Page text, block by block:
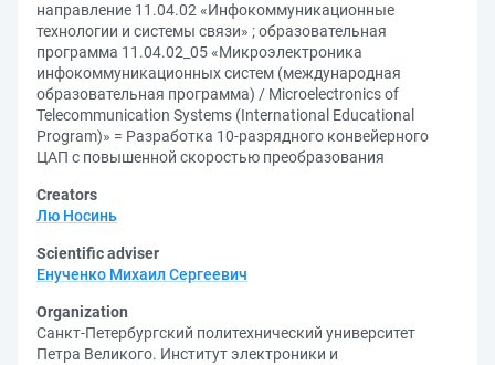
направление 11.04.02 «Инфокоммуникационные
технологии и системы связи» ; образовательная
программа 11.04.02_05 «Микроэлектроника
инфокоммуникационных систем (международная
образовательная программа) / Microelectronics of
Telecommunication Systems (International Educational
Program)» = Разработка 10-разрядного конвейерного
ЦАП с повышенной скоростью преобразования
Creators
Лю Носинь
Scientific adviser
Енученко Михаил Сергеевич
Organization
Санкт-Петербургский политехнический университет
Петра Великого. Институт электроники и